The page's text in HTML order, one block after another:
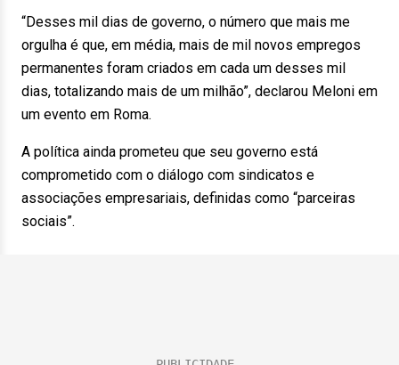
“Desses mil dias de governo, o número que mais me
orgulha é que, em média, mais de mil novos empregos
permanentes foram criados em cada um desses mil
dias, totalizando mais de um milhão”, declarou Meloni em
um evento em Roma.
A política ainda prometeu que seu governo está
comprometido com o diálogo com sindicatos e
associações empresariais, definidas como “parceiras
sociais”.